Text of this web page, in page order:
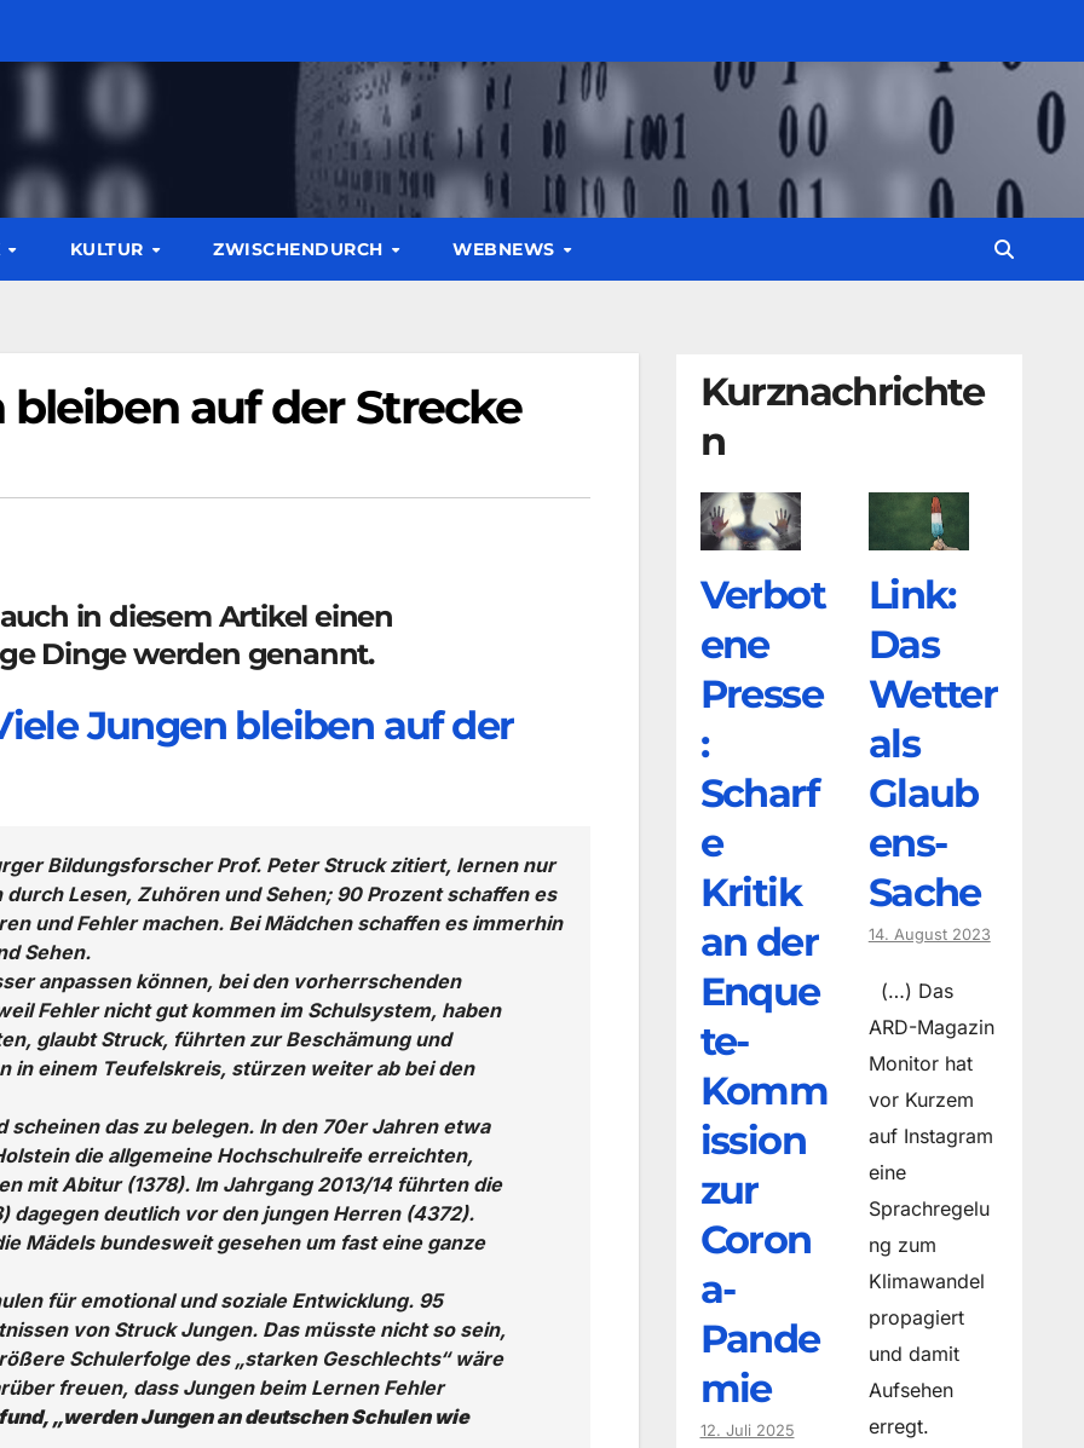
KULTUR ZWISCHENDURCH WEBNEWS
auf der Strecke
in diesem Artikel einen
Dinge werden genannt.
Jungen bleiben auf der
Bildungsforscher Prof. Peter Struck zitiert, lernen nur
Lesen, Zuhören und Sehen; 90 Prozent schaffen es
und Fehler machen. Bei Mädchen schaffen es immerhin
Sehen.
anpassen können, bei den vorherrschenden
Fehler nicht gut kommen im Schulsystem, haben
glaubt Struck, führten zur Beschämung und
in einem Teufelskreis, stürzen weiter ab bei den
das zu belegen. In den 70er Jahren etwa
die allgemeine Hochschulreife erreichten,
mit Abitur (1378). Im Jahrgang 2013/14 führten die
dagegen deutlich vor den jungen Herren (4372).
Mädels bundesweit gesehen um fast eine ganze
für emotional und soziale Entwicklung. 95
von Struck Jungen. Das müsste nicht so sein,
Schulerfolge des „starken Geschlechts“ wäre
freuen, dass Jungen beim Lernen Fehler
„werden Jungen an deutschen Schulen wie
Kurznachrichte
n
Verbot
ene
Presse
:
Scharf
e
Kritik
an der
Enque
te-
Komm
ission
zur
Coron
a-
Pande
mie
12. Juli 2025
Link:
Das
Wetter
als
Glaub
ens-
Sache
14. August 2023
(…) Das
ARD-Magazin
Monitor hat
vor Kurzem
auf Instagram
eine
Sprachregelu
ng zum
Klimawandel
propagiert
und damit
Aufsehen
erregt.